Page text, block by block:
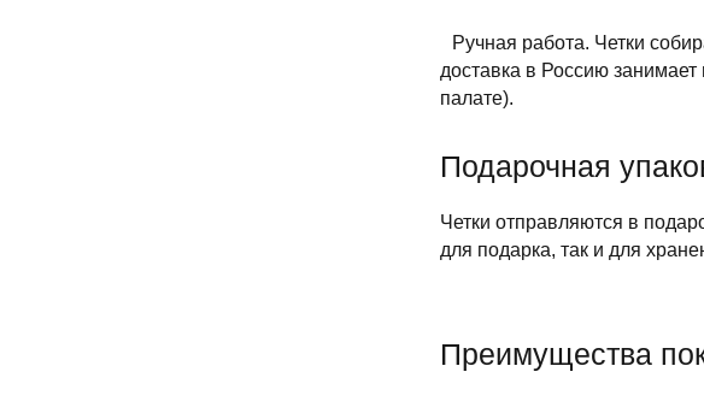
Ручная работа. Четки
доставка в Россию
палате).
Подарочная
Четки отправляются в
для подарка, так и для
Преимущества